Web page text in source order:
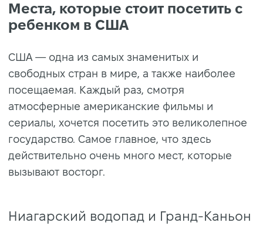
Места, которые стоит посетить с
ребенком в США
США — одна из самых знаменитых и
свободных стран в мире, а также наиболее
посещаемая. Каждый раз, смотря
атмосферные американские фильмы и
сериалы, хочется посетить это великолепное
государство. Самое главное, что здесь
действительно очень много мест, которые
вызывают восторг.
Ниагарский водопад и Гранд-Каньон